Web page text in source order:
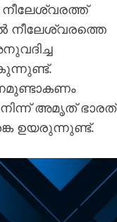
നീലേശ്വരത്തെ
അമൃത് ഭാരത്
ഉയരുന്നുണ്ട്.